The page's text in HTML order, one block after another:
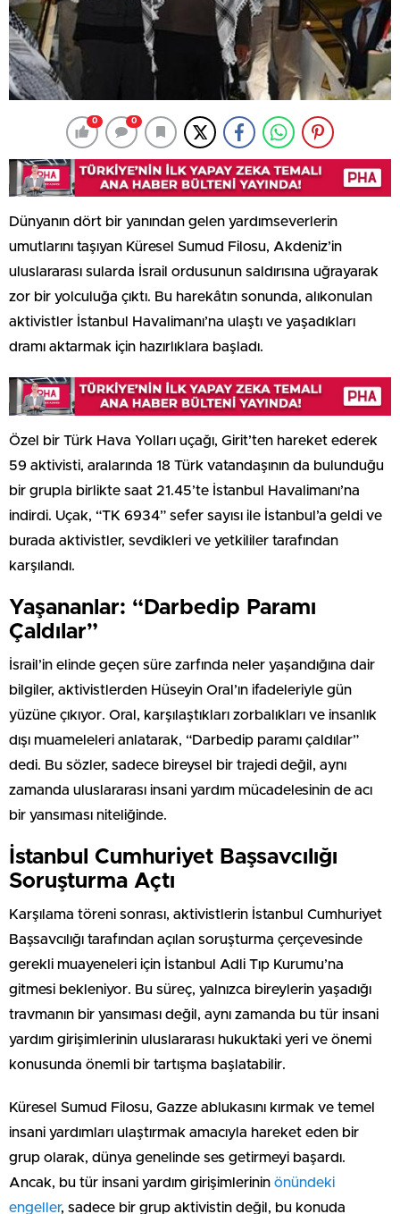
0 0
Dünyanın dört bir yanından gelen yardımseverlerin
umutlarını taşıyan Küresel Sumud Filosu, Akdeniz’in
uluslararası sularda İsrail ordusunun saldırısına uğrayarak
zor bir yolculuğa çıktı. Bu harekâtın sonunda, alıkonulan
aktivistler İstanbul Havalimanı’na ulaştı ve yaşadıkları
dramı aktarmak için hazırlıklara başladı.
Özel bir Türk Hava Yolları uçağı, Girit’ten hareket ederek
59 aktivisti, aralarında 18 Türk vatandaşının da bulunduğu
bir grupla birlikte saat 21.45’te İstanbul Havalimanı’na
indirdi. Uçak, “TK 6934” sefer sayısı ile İstanbul’a geldi ve
burada aktivistler, sevdikleri ve yetkililer tarafından
karşılandı.
Yaşananlar: “Darbedip Paramı
Çaldılar”
İsrail’in elinde geçen süre zarfında neler yaşandığına dair
bilgiler, aktivistlerden Hüseyin Oral’ın ifadeleriyle gün
yüzüne çıkıyor. Oral, karşılaştıkları zorbalıkları ve insanlık
dışı muameleleri anlatarak, “Darbedip paramı çaldılar”
dedi. Bu sözler, sadece bireysel bir trajedi değil, aynı
zamanda uluslararası insani yardım mücadelesinin de acı
bir yansıması niteliğinde.
İstanbul Cumhuriyet Başsavcılığı
Soruşturma Açtı
Karşılama töreni sonrası, aktivistlerin İstanbul Cumhuriyet
Başsavcılığı tarafından açılan soruşturma çerçevesinde
gerekli muayeneleri için İstanbul Adli Tıp Kurumu’na
gitmesi bekleniyor. Bu süreç, yalnızca bireylerin yaşadığı
travmanın bir yansıması değil, aynı zamanda bu tür insani
yardım girişimlerinin uluslararası hukuktaki yeri ve önemi
konusunda önemli bir tartışma başlatabilir.
Küresel Sumud Filosu, Gazze ablukasını kırmak ve temel
insani yardımları ulaştırmak amacıyla hareket eden bir
grup olarak, dünya genelinde ses getirmeyi başardı.
Ancak, bu tür insani yardım girişimlerinin önündeki
engeller, sadece bir grup aktivistin değil, bu konuda